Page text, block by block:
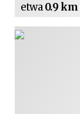
etwa0.9 km